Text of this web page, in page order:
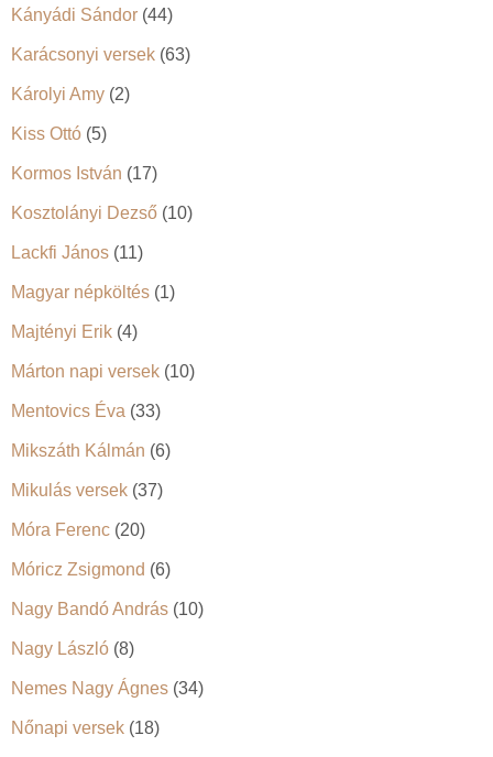
Kányádi Sándor (44)
Karácsonyi versek (63)
Károlyi Amy (2)
Kiss Ottó (5)
Kormos István (17)
Kosztolányi Dezső (10)
Lackfi János (11)
Magyar népköltés (1)
Majtényi Erik (4)
Márton napi versek (10)
Mentovics Éva (33)
Mikszáth Kálmán (6)
Mikulás versek (37)
Móra Ferenc (20)
Móricz Zsigmond (6)
Nagy Bandó András (10)
Nagy László (8)
Nemes Nagy Ágnes (34)
Nőnapi versek (18)